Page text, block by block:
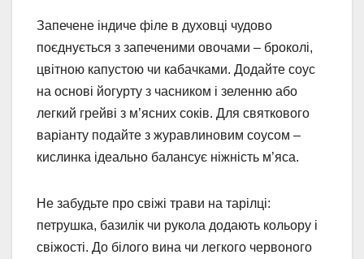
Запечене індиче філе в духовці чудово
поєднується з запеченими овочами – броколі,
цвітною капустою чи кабачками. Додайте соус
на основі йогурту з часником і зеленню або
легкий грейві з м’ясних соків. Для святкового
варіанту подайте з журавлиновим соусом –
кислинка ідеально балансує ніжність м’яса.
Не забудьте про свіжі трави на тарілці:
петрушка, базилік чи рукола додають кольору і
свіжості. До білого вина чи легкого червоного